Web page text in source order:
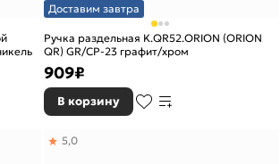
Доставим завтра
Ручка раздельная K.QR52.ORION (ORION
QR) GR/CP-23 графит/хром
909₽
В корзину
5,0